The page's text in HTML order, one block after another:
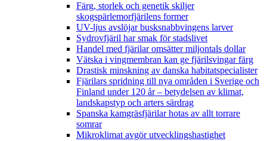
Färg, storlek och genetik skiljer
skogspärlemorfjärilens former
UV-ljus avslöjar busksnabbvingens larver
Sydrovfjäril har smak för stadslivet
Handel med fjärilar omsätter miljontals dollar
Vätska i vingmembran kan ge fjärilsvingar färg
Drastisk minskning av danska habitatspecialister
Fjärilars spridning till nya områden i Sverige och
Finland under 120 år– betydelsen av klimat,
landskapstyp och arters särdrag
Spanska kamgräsfjärilar hotas av allt torrare
somrar
Mikroklimat avgör utvecklingshastighet